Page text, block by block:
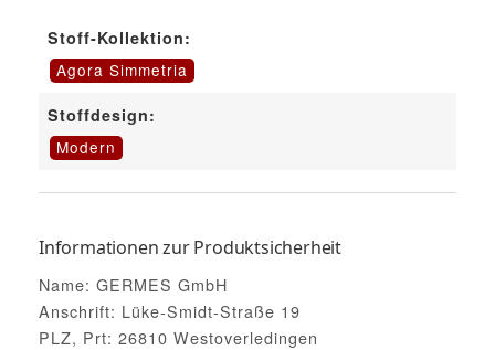
Stoff-Kollektion:
Agora Simmetria
Stoffdesign:
Modern
Informationen zur Produktsicherheit
Name: GERMES GmbH
Anschrift: Lüke-Smidt-Straße 19
PLZ, Prt: 26810 Westoverledingen